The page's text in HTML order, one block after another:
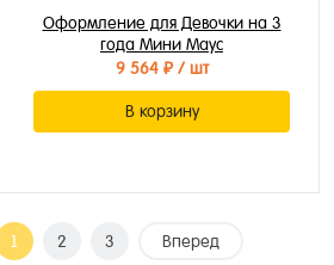
Оформление для Девочки на 3
года Мини Маус
9 564 ₽/ шт
В корзину
1 2 3 Вперед